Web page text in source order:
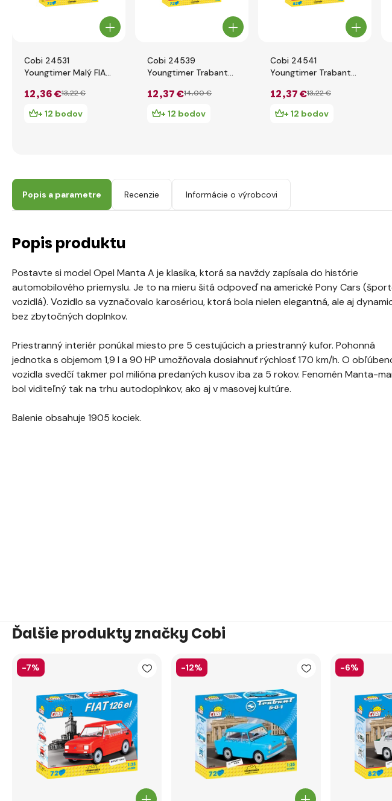
Cobi 24531
Youngtimer Malý FIAT
12,36 €13,22 €
+ 12 bodov
Cobi 24539
Youngtimer Trabant
12,37 €14,00 €
+ 12 bodov
Cobi 24541
Youngtimer Trabant
12,37 €13,22 €
+ 12 bodov
Popis a parametre Recenzie Informácie o výrobcovi
Popis produktu
Postavte si model Opel Manta A je klasika, ktorá sa navždy zapísala do histórie
automobilového priemyslu. Je to na mieru šitá odpoveď na americké Pony Cars
vozidlá). Vozidlo sa vyznačovalo karosériou, ktorá bola nielen elegantná, ale aj
bez zbytočných doplnkov.
Priestranný interiér ponúkal miesto pre 5 cestujúcich a priestranný kufor. Pohonná
jednotka s objemom 1,9 l a 90 HP umožňovala dosiahnuť rýchlosť 170 km/h. O
vozidla svedčí takmer pol milióna predaných kusov iba za 5 rokov. Fenomén Manta-
bol viditeľný tak na trhu autodoplnkov, ako aj v masovej kultúre.
Balenie obsahuje 1905 kociek.
Ďalšie produkty značky Cobi
-7% -12% -6%